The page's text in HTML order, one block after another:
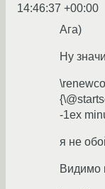
14:46:37 +00:00
Ага)
Ну
-1ex
я не
Видимо